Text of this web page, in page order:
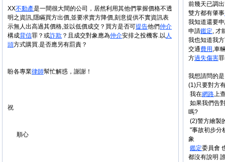
XX不動產是一間很大間的公司，居然利用其他們掌握價格不透
明之資訊,隱瞞買方出價,並要求賣方降價,刻意提供不實資訊表
示無人出高過其價格,並以低價成交？買方是否可提告他們仲介
構成背信罪？或詐欺 ？且成交對象應為仲介安排之投機客.以 人
頭方式購買.是否應另有罰責？
盼各專業律師幫忙解惑，謝謝！
祝
順心
前幾天已調
雙方都有肇事
我知道還要
申請鑑定, 才
我也知道我
交通費用 ,車
方過失傷害
我想請問的
(1)只要對方
我在網路上
如果我們告
嗎?
(2)警方繪製
"事故初步分
象
鑑定委員會
都沒有說明